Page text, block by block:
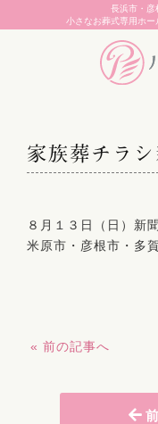
長浜市・彦
小さなお葬式専用ホー
家族葬チラ
８月１３日（日）新
米原市・彦根市・多
« 前の記事へ